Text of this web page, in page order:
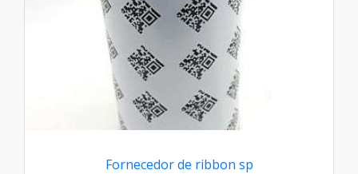
Fornecedor de ribbon sp